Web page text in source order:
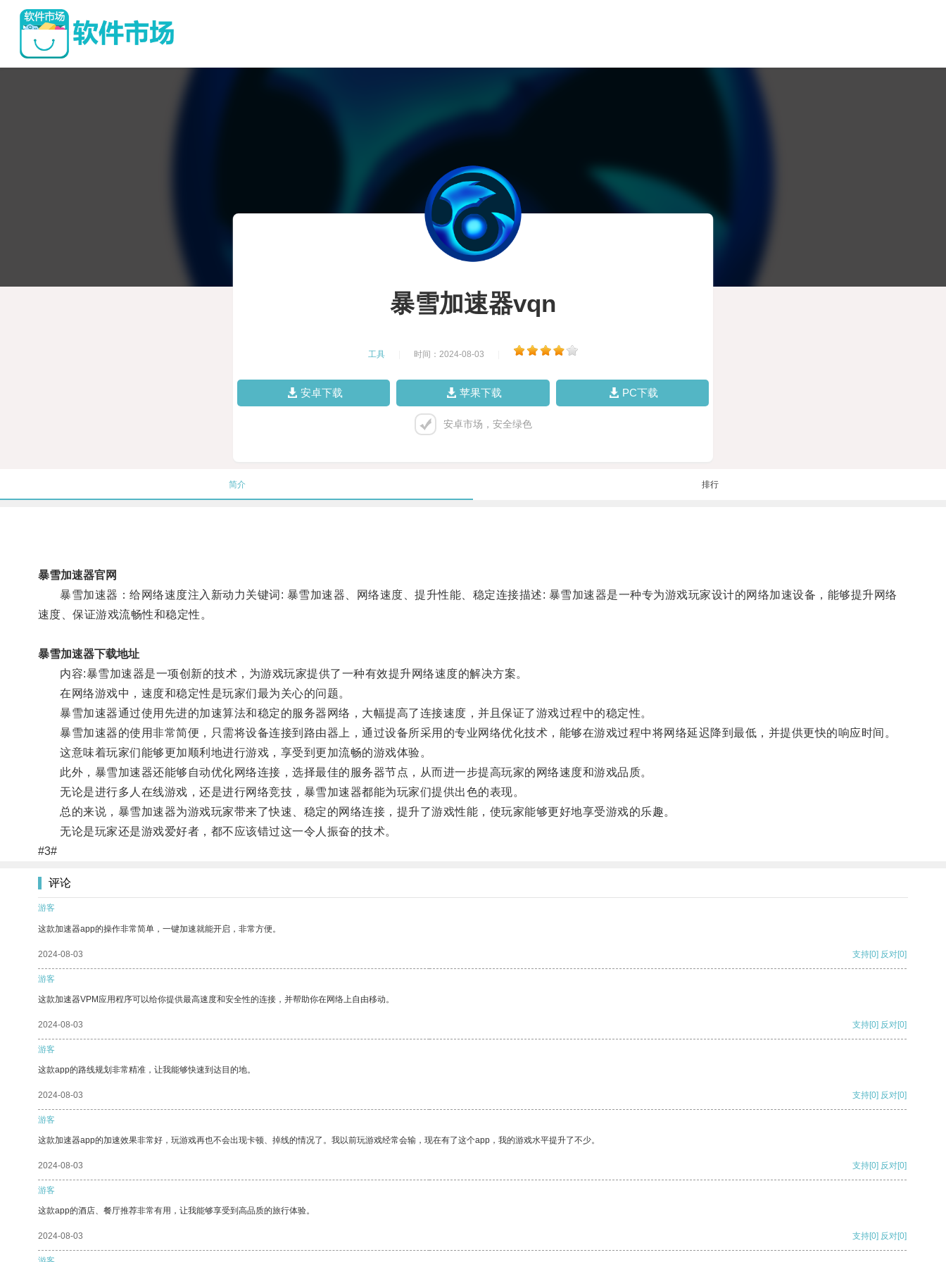
暴雪加速器vqn
工具 时间：2024-08-03
安卓下载 苹果下载 PC下载
安卓市场，安全绿色
简介 排行
暴雪加速器官网
暴雪加速器：给网络速度注入新动力关键词: 暴雪加速器、网络速度、提升性能、稳定连接描述: 暴雪加速器是一种专为游戏玩家设计的网络加速设备，能够提升网络
速度、保证游戏流畅性和稳定性。
暴雪加速器下载地址
内容:暴雪加速器是一项创新的技术，为游戏玩家提供了一种有效提升网络速度的解决方案。
在网络游戏中，速度和稳定性是玩家们最为关心的问题。
暴雪加速器通过使用先进的加速算法和稳定的服务器网络，大幅提高了连接速度，并且保证了游戏过程中的稳定性。
暴雪加速器的使用非常简便，只需将设备连接到路由器上，通过设备所采用的专业网络优化技术，能够在游戏过程中将网络延迟降到最低，并提供更快的响应时间。
这意味着玩家们能够更加顺利地进行游戏，享受到更加流畅的游戏体验。
此外，暴雪加速器还能够自动优化网络连接，选择最佳的服务器节点，从而进一步提高玩家的网络速度和游戏品质。
无论是进行多人在线游戏，还是进行网络竞技，暴雪加速器都能为玩家们提供出色的表现。
总的来说，暴雪加速器为游戏玩家带来了快速、稳定的网络连接，提升了游戏性能，使玩家能够更好地享受游戏的乐趣。
无论是玩家还是游戏爱好者，都不应该错过这一令人振奋的技术。
#3#
评论
游客
这款加速器app的操作非常简单，一键加速就能开启，非常方便。
2024-08-03 支持[0] 反对[0]
游客
这款加速器VPM应用程序可以给你提供最高速度和安全性的连接，并帮助你在网络上自由移动。
2024-08-03 支持[0] 反对[0]
游客
这款app的路线规划非常精准，让我能够快速到达目的地。
2024-08-03 支持[0] 反对[0]
游客
这款加速器app的加速效果非常好，玩游戏再也不会出现卡顿、掉线的情况了。我以前玩游戏经常会输，现在有了这个app，我的游戏水平提升了不少。
2024-08-03 支持[0] 反对[0]
游客
这款app的酒店、餐厅推荐非常有用，让我能够享受到高品质的旅行体验。
2024-08-03 支持[0] 反对[0]